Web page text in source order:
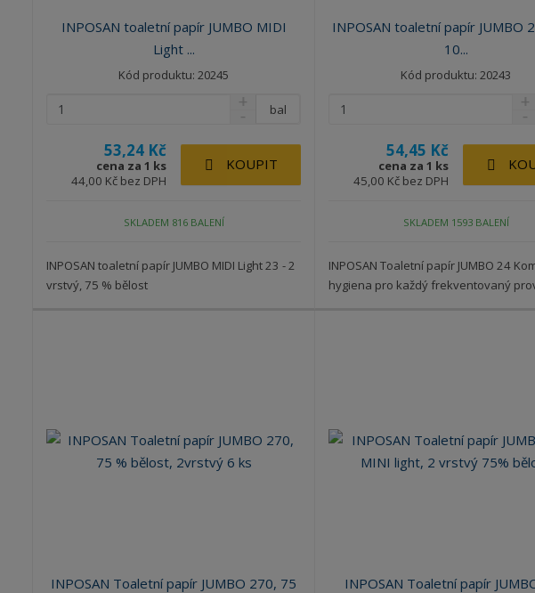
INPOSAN toaletní papír JUMBO MIDI
Light ...
Kód produktu: 20245
53,24 Kč
cena za 1 ks
44,00 Kč bez DPH
bal
KOUPIT
SKLADEM 816 BALENÍ
INPOSAN toaletní papír JUMBO MIDI Light 23 - 2
vrstvý, 75 % bělost
INPOSAN toaletní papír JUMBO
10...
Kód produktu: 20243
54,45 Kč
cena za 1 ks
45,00 Kč bez DPH
SKLADEM 1593 BALENÍ
INPOSAN Toaletní papír JUMBO 24
hygiena pro každý frekventovaný
INPOSAN Toaletní papír JUMBO 270, 75
INPOSAN Toaletní papír